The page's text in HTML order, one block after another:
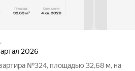
2026
№324, площадью 32,68 м, на